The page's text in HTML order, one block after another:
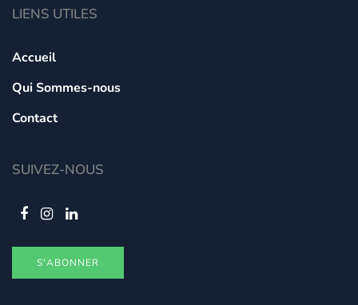
LIENS UTILES
Accueil
Qui Sommes-nous
Contact
SUIVEZ-NOUS
S'ABONNER